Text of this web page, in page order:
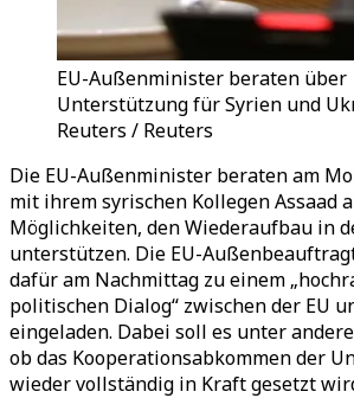
EU-Außenminister beraten über
Unterstützung für Syrien und
Reuters / Reuters
Die EU-Außenminister beraten am
mit ihrem syrischen Kollegen Assaad
Möglichkeiten, den Wiederaufbau in
unterstützen. Die EU-
dafür am Nachmittag zu einem
politischen Dialog“ zwischen der EU
eingeladen. Dabei soll es unter
ob das Kooperationsabkommen der
wieder vollständig in Kraft gesetzt